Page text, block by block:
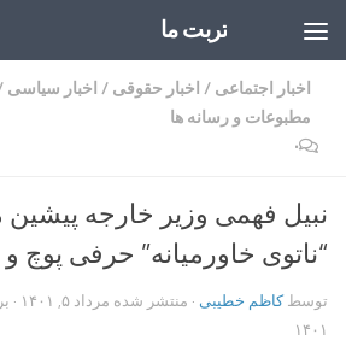
تربت ما
اخبار اجتماعی / اخبار حقوقی / اخبار سیاسی
مطبوعات و رسانه ها
۰
نبیل فهمی وزیر خارجه
“ناتوی خاورمیانه” حرفی پوچ
توسطکاظم خطیبی · منتشر شده مرداد ۵, ۱۴۰۱ ·
۱۴۰۱